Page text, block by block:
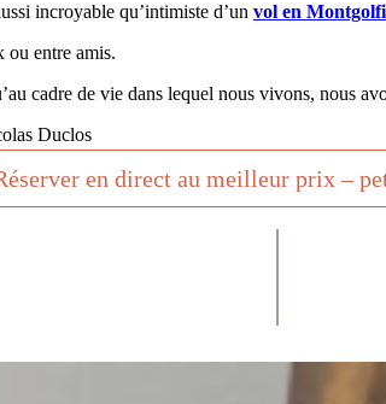
incroyable qu’intimiste d’un vol en
ou entre amis.
cadre de vie dans lequel nous vivons, nous
Duclos
en direct au meilleur prix –